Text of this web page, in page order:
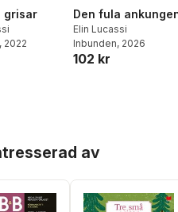
grisar
, 2022
Den fula
Elin Lucassi
Inbunden, 2026
102 kr
av